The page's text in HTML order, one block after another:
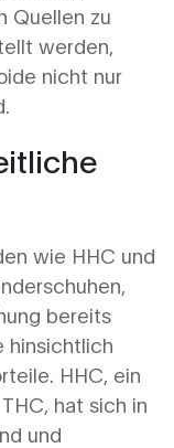
Quellen zu
werden,
nicht nur
wie HHC und
bereits
hinsichtlich
HHC, ein
hat sich in
und